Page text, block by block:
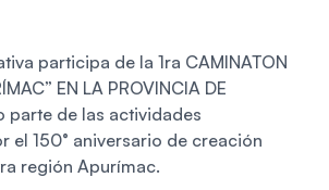
participa de la 1ra CAMINATON
EN LA PROVINCIA DE
parte de las actividades
el 150° aniversario de creación
región Apurímac.